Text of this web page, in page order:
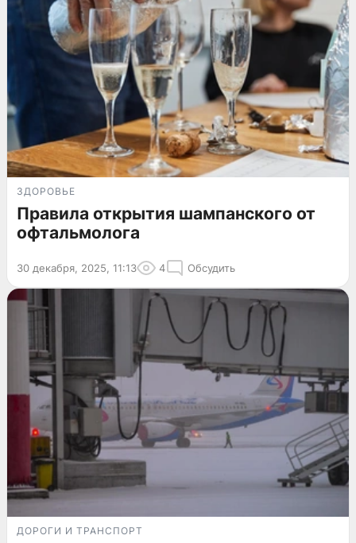
ЗДОРОВЬЕ
Правила открытия шампанского от
офтальмолога
30 декабря, 2025, 11:13 4 Обсудить
ДОРОГИ И ТРАНСПОРТ